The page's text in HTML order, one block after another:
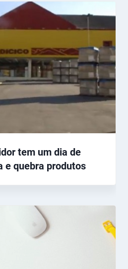
tem um dia de
e quebra produtos